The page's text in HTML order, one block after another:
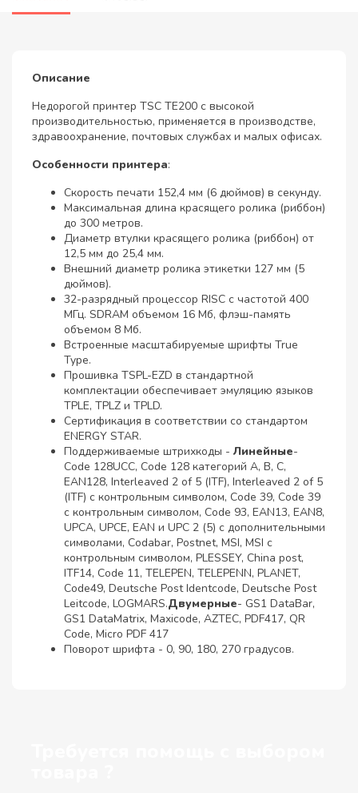
Описание
Недорогой принтер TSC TE200 с высокой
производительностью, применяется в производстве,
здравоохранение, почтовых службах и малых офисах.
Особенности принтера:
Скорость печати 152,4 мм (6 дюймов) в секунду.
Максимальная длина красящего ролика (риббон)
до 300 метров.
Диаметр втулки красящего ролика (риббон) от
12,5 мм до 25,4 мм.
Внешний диаметр ролика этикетки 127 мм (5
дюймов).
32-разрядный процессор RISC с частотой 400
МГц. SDRAM объемом 16 Мб, флэш-память
объемом 8 Мб.
Встроенные масштабируемые шрифты True
Type.
Прошивка TSPL-EZD в стандартной
комплектации обеспечивает эмуляцию языков
TPLE, TPLZ и TPLD.
Сертификация в соответствии со стандартом
ENERGY STAR.
Поддерживаемые штрихкоды - Линейные-
Code 128UCC, Code 128 категорий A, B, C,
EAN128, Interleaved 2 of 5 (ITF), Interleaved 2 of 5
(ITF) с контрольным символом, Code 39, Code 39
с контрольным символом, Code 93, EAN13, EAN8,
UPCA, UPCE, EAN и UPC 2 (5) с дополнительными
символами, Codabar, Postnet, MSI, MSI с
контрольным символом, PLESSEY, China post,
ITF14, Code 11, TELEPEN, TELEPENN, PLANET,
Code49, Deutsche Post Identcode, Deutsche Post
Leitcode, LOGMARS.Двумерные- GS1 DataBar,
GS1 DataMatrix, Maxicode, AZTEC, PDF417, QR
Code, Micro PDF 417
Поворот шрифта - 0, 90, 180, 270 градусов.